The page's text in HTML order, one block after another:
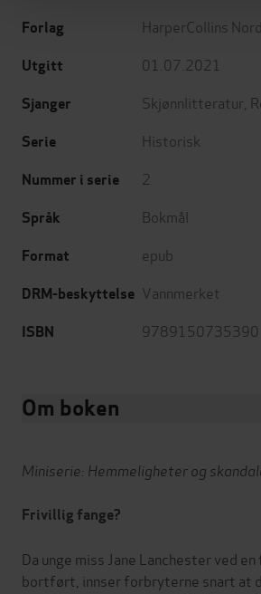
Forlag HarperCollins
Utgitt 01.07.2021
Sjanger Skjønnlitteratur
Serie Historisk
Nummer i serie 2
Språk Bokmål
Format epub
DRM-beskyttelse Vannmerket
ISBN 9789150735390
Om boken
Miniserie: Hemmeligheter og
Frivillig fange?
Da unge miss Jane Lanchester ved
bortført, innser forbryterne snart at